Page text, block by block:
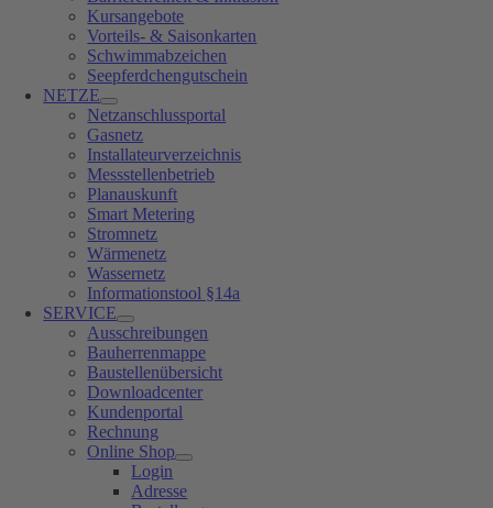
Kursangebote
Vorteils- & Saisonkarten
Schwimmabzeichen
Seepferdchengutschein
NETZE
Netzanschlussportal
Gasnetz
Installateurverzeichnis
Messstellenbetrieb
Planauskunft
Smart Metering
Stromnetz
Wärmenetz
Wassernetz
Informationstool §14a
SERVICE
Ausschreibungen
Bauherrenmappe
Baustellenübersicht
Downloadcenter
Kundenportal
Rechnung
Online Shop
Login
Adresse